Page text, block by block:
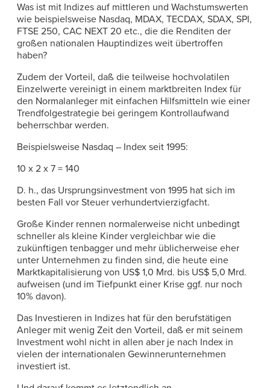
Was ist mit Indizes auf mittleren und Wachstumswerten
wie beispielsweise Nasdaq, MDAX, TECDAX, SDAX, SPI,
FTSE 250, CAC NEXT 20 etc., die die Renditen der
großen nationalen Hauptindizes weit übertroffen
haben?
Zudem der Vorteil, daß die teilweise hochvolatilen
Einzelwerte vereinigt in einem marktbreiten Index für
den Normalanleger mit einfachen Hilfsmitteln wie einer
Trendfolgestrategie bei geringem Kontrollaufwand
beherrschbar werden.
Beispielsweise Nasdaq – Index seit 1995:
10 x 2 x 7 = 140
D. h., das Ursprungsinvestment von 1995 hat sich im
besten Fall vor Steuer verhundertvierzigfacht.
Große Kinder rennen normalerweise nicht unbedingt
schneller als kleine Kinder vergleichbar wie die
zukünftigen tenbagger und mehr üblicherweise eher
unter Unternehmen zu finden sind, die heute eine
Marktkapitalisierung von US$ 1,0 Mrd. bis US$ 5,0 Mrd.
aufweisen (und im Tiefpunkt einer Krise ggf. nur noch
10% davon).
Das Investieren in Indizes hat für den berufstätigen
Anleger mit wenig Zeit den Vorteil, daß er mit seinem
Investment wohl nicht in allen aber je nach Index in
vielen der internationalen Gewinnerunternehmen
investiert ist.